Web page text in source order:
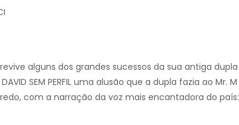
alguns dos grandes sucessos da sua antiga dupla
SEM PERFIL uma alusão que a dupla fazia ao Mr. M
com a narração da voz mais encantadora do país: